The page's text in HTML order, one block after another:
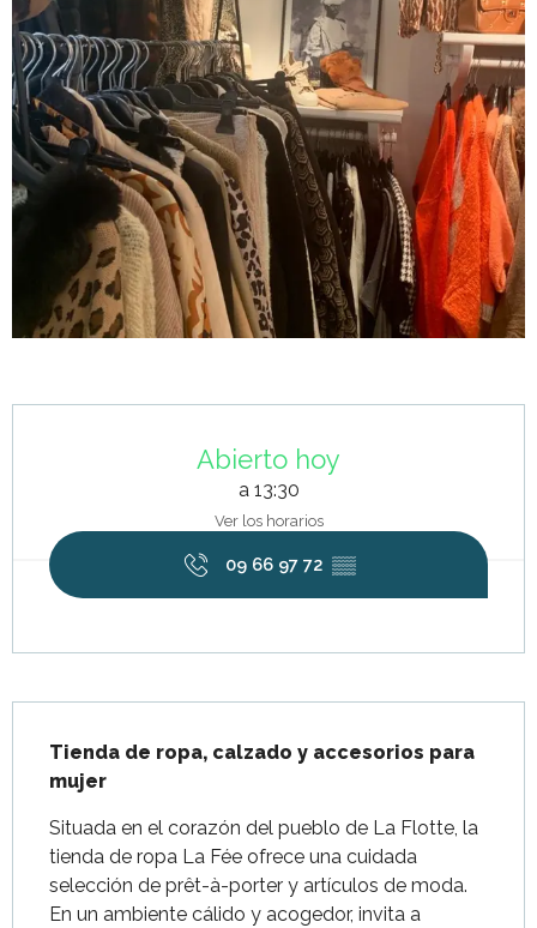
Abierto hoy
a 13:30
Ver los horarios
09 66 97 72 ▒▒
Tienda de ropa, calzado y accesorios para
mujer
Situada en el corazón del pueblo de La Flotte, la
tienda de ropa La Fée ofrece una cuidada
selección de prêt-à-porter y artículos de moda.
En un ambiente cálido y acogedor, invita a